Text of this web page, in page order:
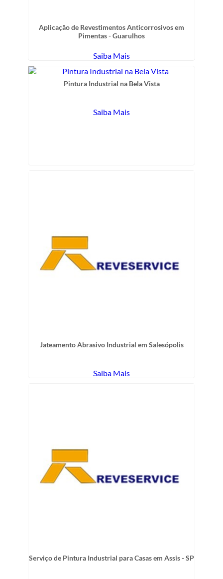
Aplicação de Revestimentos Anticorrosivos em
Pimentas - Guarulhos
Saiba Mais
Pintura Industrial na Bela Vista
Saiba Mais
Jateamento Abrasivo Industrial em Salesópolis
Saiba Mais
Serviço de Pintura Industrial para Casas em Assis - SP